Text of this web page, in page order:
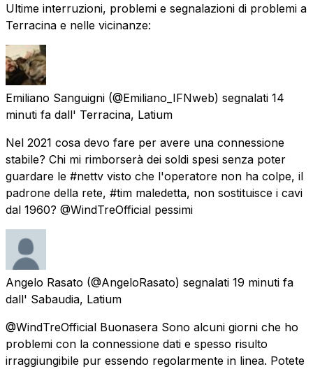
Ultime interruzioni, problemi e segnalazioni di problemi a
Terracina e nelle vicinanze:
Emiliano Sanguigni (@Emiliano_IFNweb) segnalati 14
minuti fa dall' Terracina, Latium
Nel 2021 cosa devo fare per avere una connessione
stabile? Chi mi rimborserà dei soldi spesi senza poter
guardare le #nettv visto che l'operatore non ha colpe, il
padrone della rete, #tim maledetta, non sostituisce i cavi
dal 1960? @WindTreOfficial pessimi
Angelo Rasato (@AngeloRasato) segnalati 19 minuti fa
dall' Sabaudia, Latium
@WindTreOfficial Buonasera Sono alcuni giorni che ho
problemi con la connessione dati e spesso risulto
irraggiungibile pur essendo regolarmente in linea. Potete